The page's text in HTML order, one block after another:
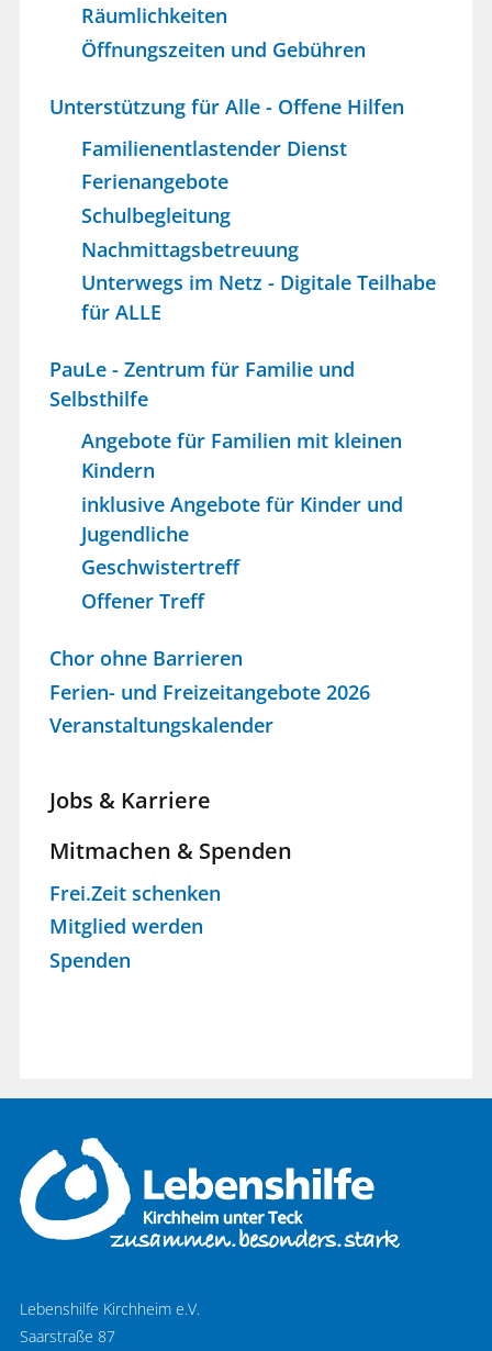
Räumlichkeiten
Öffnungszeiten und Gebühren
Unterstützung für Alle - Offene Hilfen
Familienentlastender Dienst
Ferienangebote
Schulbegleitung
Nachmittagsbetreuung
Unterwegs im Netz - Digitale Teilhabe
für ALLE
PauLe - Zentrum für Familie und
Selbsthilfe
Angebote für Familien mit kleinen
Kindern
inklusive Angebote für Kinder und
Jugendliche
Geschwistertreff
Offener Treff
Chor ohne Barrieren
Ferien- und Freizeitangebote 2026
Veranstaltungskalender
Jobs & Karriere
Mitmachen & Spenden
Frei.Zeit schenken
Mitglied werden
Spenden
Lebenshilfe Kirchheim e.V.
Saarstraße 87